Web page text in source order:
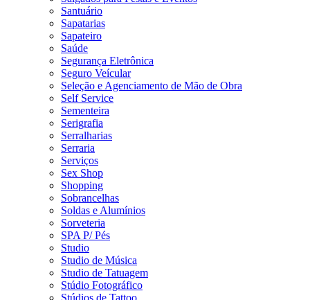
Santuário
Sapatarias
Sapateiro
Saúde
Segurança Eletrônica
Seguro Veícular
Seleção e Agenciamento de Mão de Obra
Self Service
Sementeira
Serigrafia
Serralharias
Serraria
Serviços
Sex Shop
Shopping
Sobrancelhas
Soldas e Alumínios
Sorveteria
SPA P/ Pés
Studio
Studio de Música
Studio de Tatuagem
Stúdio Fotográfico
Stúdios de Tattoo